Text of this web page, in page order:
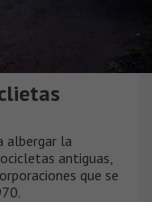
albergar la
antiguas,
que se